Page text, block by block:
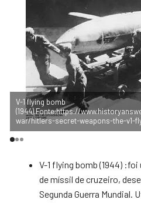
V-1 flying bomb
(1944).Fonte:https://
war/hitlers-secret-weapons-the-v1-
V-1 flying bomb (1944)
de míssil de cruzeiro,
Segunda Guerra